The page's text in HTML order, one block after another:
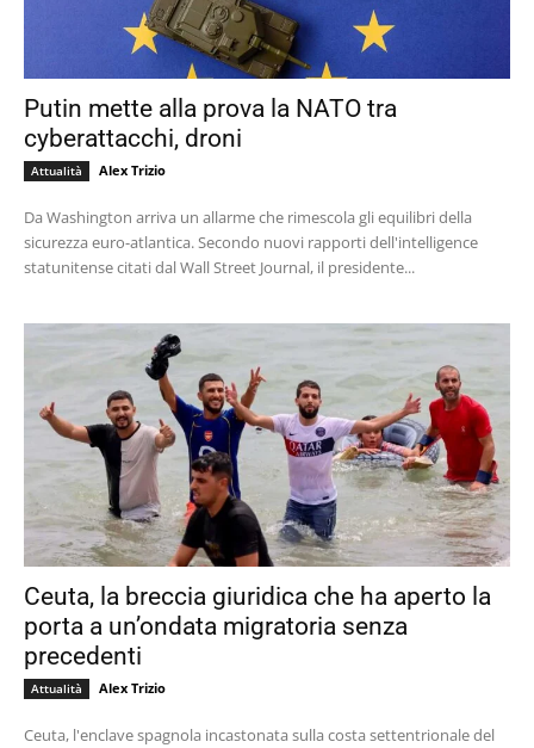
Putin mette alla prova la NATO tra
cyberattacchi, droni
Attualità Alex Trizio
Da Washington arriva un allarme che rimescola gli equilibri della
sicurezza euro-atlantica. Secondo nuovi rapporti dell'intelligence
statunitense citati dal Wall Street Journal, il presidente...
Ceuta, la breccia giuridica che ha aperto la
porta a un’ondata migratoria senza
precedenti
Attualità Alex Trizio
Ceuta, l'enclave spagnola incastonata sulla costa settentrionale del